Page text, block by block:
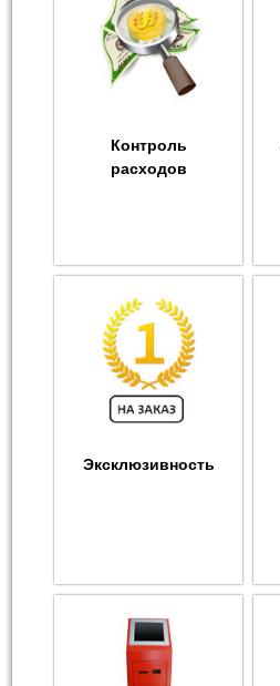
Контроль
расходов
Эксклюзивность